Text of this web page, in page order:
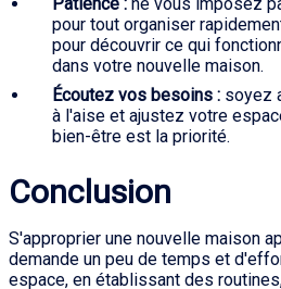
pour tout organiser
pour découvrir ce qui
dans votre nouvelle maison.
Écoutez vos besoins : soyez
à l'aise et ajustez votre
bien-être est la priorité.
Conclusion
S'approprier une nouvelle maison
demande un peu de temps et
espace, en établissant des